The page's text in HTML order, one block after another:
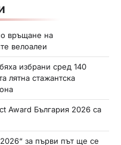
връщане на
велоалеи
избрани сред 140
лятна стажантска
Award България 2026 са
за първи път ще се